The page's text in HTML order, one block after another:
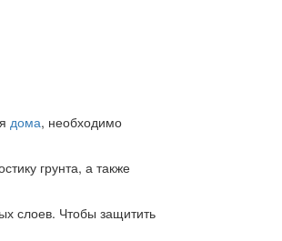
дома, необходимо
грунта, а также
слоев. Чтобы защитить